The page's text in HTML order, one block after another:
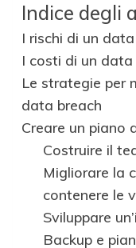
Indice degli
I rischi di un
I costi di un data
Le strategie per
data breach
Creare un piano
Costruire il
Migliorare la
contenere le
Sviluppare
Backup e